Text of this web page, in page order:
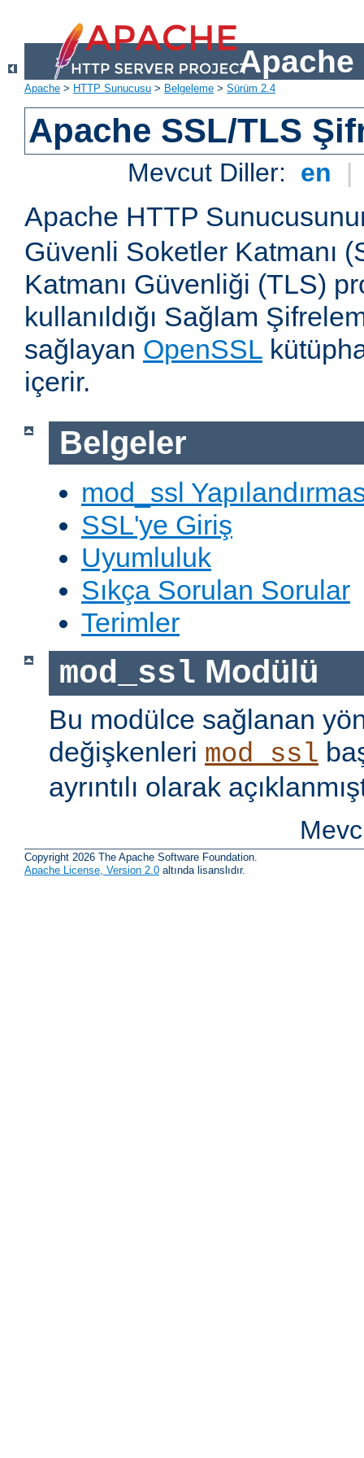
Apache
Apache > HTTP Sunucusu > Belgeleme > Sürüm 2.4
Apache SSL/TLS
Mevcut Diller: en |
Apache HTTP
Güvenli Soketler Katmanı
Katmanı Güvenliği (TLS)
kullanıldığı Sağlam
sağlayan OpenSSL
içerir.
Belgeler
mod_ssl
SSL'ye Giriş
Uyumluluk
Sıkça Sorulan Sorular
Terimler
mod_ssl Modülü
Bu modülce sağlanan
değişkenleri mod_ssl
ayrıntılı olarak
Copyright 2026 The Apache Software Foundation.
Apache License, Version 2.0 altında lisanslıdır.